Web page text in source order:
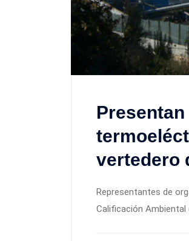
vertedero
Representantes de
Calificación Ambiental